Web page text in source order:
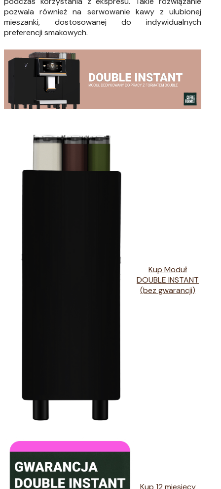
pozwala również na serwowanie kawy z ulubionej
mieszanki, dostosowanej do indywidualnych
preferencji smakowych.
Kup Moduł
DOUBLE INSTANT
(bez gwarancji)